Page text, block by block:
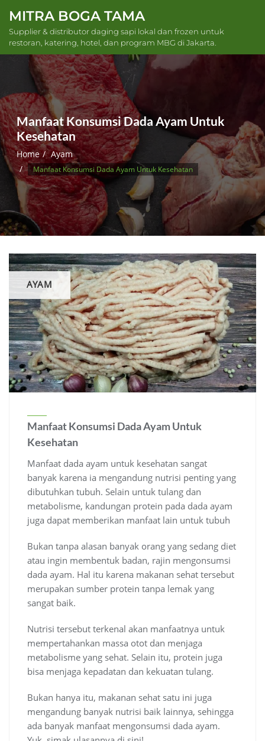
content
MITRA BOGA TAMA
Supplier & distributor daging sapi lokal dan frozen untuk
restoran, katering, hotel, dan program MBG di Jakarta.
Manfaat Konsumsi Dada Ayam Untuk
Kesehatan
Home Ayam
Manfaat Konsumsi Dada Ayam Untuk Kesehatan
AYAM
Manfaat Konsumsi Dada Ayam Untuk
Kesehatan
Manfaat dada ayam untuk kesehatan sangat
banyak karena ia mengandung nutrisi penting yang
dibutuhkan tubuh. Selain untuk tulang dan
metabolisme, kandungan protein pada dada ayam
juga dapat memberikan manfaat lain untuk tubuh
Bukan tanpa alasan banyak orang yang sedang diet
atau ingin membentuk badan, rajin mengonsumsi
dada ayam. Hal itu karena makanan sehat tersebut
merupakan sumber protein tanpa lemak yang
sangat baik.
Nutrisi tersebut terkenal akan manfaatnya untuk
mempertahankan massa otot dan menjaga
metabolisme yang sehat. Selain itu, protein juga
bisa menjaga kepadatan dan kekuatan tulang.
Bukan hanya itu, makanan sehat satu ini juga
mengandung banyak nutrisi baik lainnya, sehingga
ada banyak manfaat mengonsumsi dada ayam.